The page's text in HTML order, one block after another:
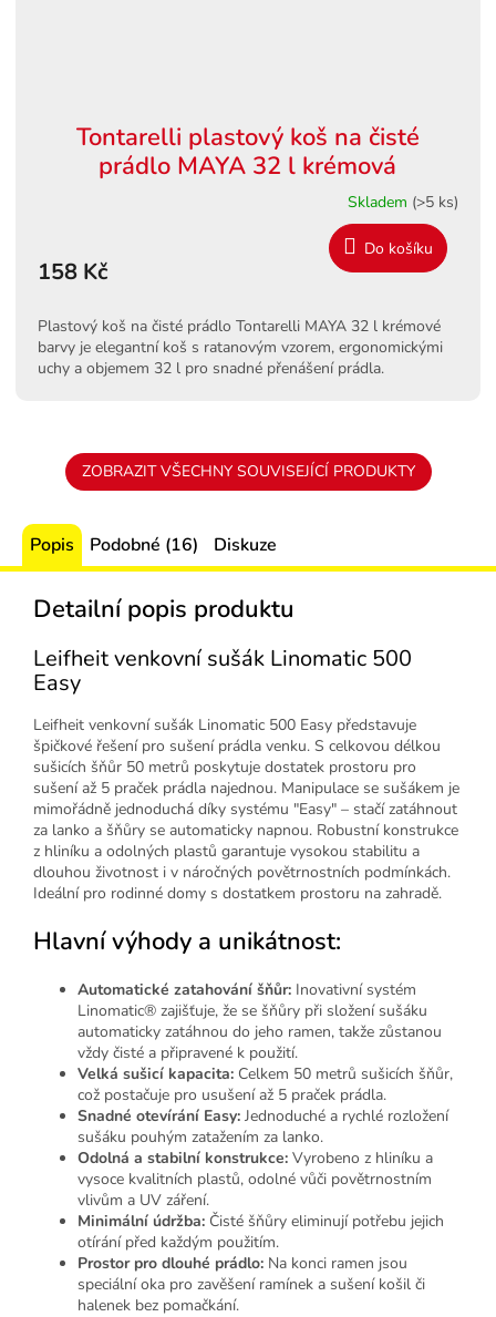
Tontarelli plastový koš na čisté
prádlo MAYA 32 l krémová
Skladem (>5 ks)
158 Kč
Do košíku
Plastový koš na čisté prádlo Tontarelli MAYA 32 l krémové
barvy je elegantní koš s ratanovým vzorem, ergonomickými
uchy a objemem 32 l pro snadné přenášení prádla.
ZOBRAZIT VŠECHNY SOUVISEJÍCÍ PRODUKTY
Popis Podobné (16) Diskuze
Detailní popis produktu
Leifheit venkovní sušák Linomatic 500
Easy
Leifheit venkovní sušák Linomatic 500 Easy představuje
špičkové řešení pro sušení prádla venku. S celkovou délkou
sušicích šňůr 50 metrů poskytuje dostatek prostoru pro
sušení až 5 praček prádla najednou. Manipulace se sušákem je
mimořádně jednoduchá díky systému "Easy" – stačí zatáhnout
za lanko a šňůry se automaticky napnou. Robustní konstrukce
z hliníku a odolných plastů garantuje vysokou stabilitu a
dlouhou životnost i v náročných povětrnostních podmínkách.
Ideální pro rodinné domy s dostatkem prostoru na zahradě.
Hlavní výhody a unikátnost:
Automatické zatahování šňůr: Inovativní systém
Linomatic® zajišťuje, že se šňůry při složení sušáku
automaticky zatáhnou do jeho ramen, takže zůstanou
vždy čisté a připravené k použití.
Velká sušicí kapacita: Celkem 50 metrů sušicích šňůr,
což postačuje pro usušení až 5 praček prádla.
Snadné otevírání Easy: Jednoduché a rychlé rozložení
sušáku pouhým zatažením za lanko.
Odolná a stabilní konstrukce: Vyrobeno z hliníku a
vysoce kvalitních plastů, odolné vůči povětrnostním
vlivům a UV záření.
Minimální údržba: Čisté šňůry eliminují potřebu jejich
otírání před každým použitím.
Prostor pro dlouhé prádlo: Na konci ramen jsou
speciální oka pro zavěšení ramínek a sušení košil či
halenek bez pomačkání.